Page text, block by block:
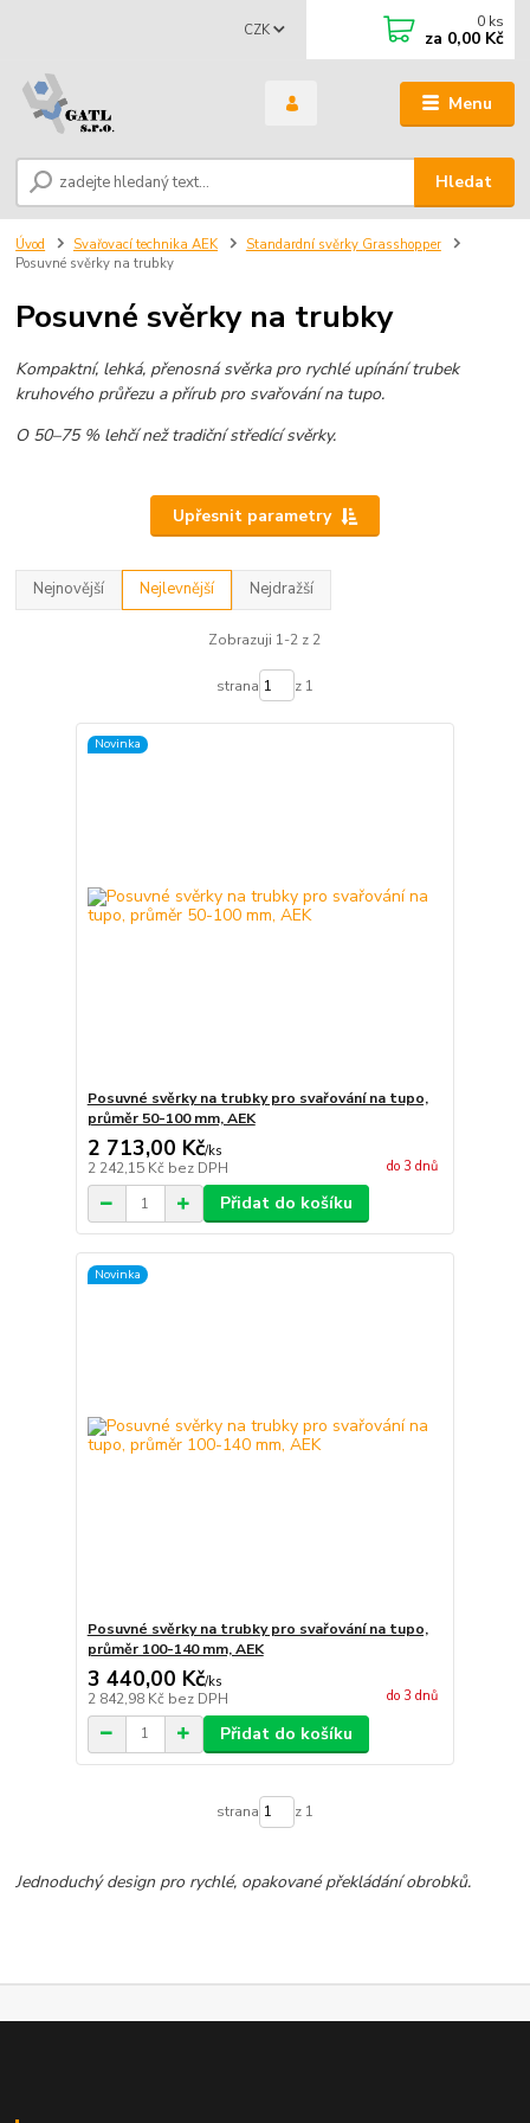
Menu
CZK
Hledat
0 ks
za 0,00 Kč
Úvod Svařovací technika AEK
Standardní svěrky Grasshopper
Posuvné svěrky na trubky
Posuvné svěrky na trubky
Kompaktní, lehká, přenosná svěrka pro rychlé upínání trubek
kruhového průřezu a přírub pro svařování na tupo.
O 50–75 % lehčí než tradiční středící svěrky.
Upřesnit parametry
Nejnovější Nejlevnější Nejdražší
Zobrazuji 1-2 z 2
strana z 1
Novinka
Posuvné svěrky na trubky pro svařování na tupo,
průměr 50-100 mm, AEK
2 713,00 Kč/ks
2 242,15 Kč bez DPH do 3 dnů
Přidat do košíku
Novinka
Posuvné svěrky na trubky pro svařování na tupo,
průměr 100-140 mm, AEK
3 440,00 Kč/ks
2 842,98 Kč bez DPH do 3 dnů
Přidat do košíku
strana z 1
Jednoduchý design pro rychlé, opakované překládání obrobků.